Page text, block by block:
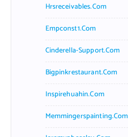
Hrsreceivables.com
Empconst1.com
Cinderella-Support.com
Bigpinkrestaurant.com
Inspirehuahin.com
Memmingerspainting.com